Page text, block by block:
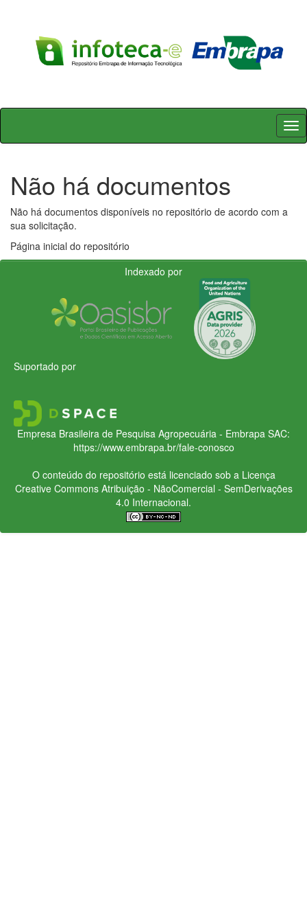
Skip
Não há documentos
Não há documentos disponíveis no repositório de acordo com a
sua solicitação.
Página inicial do repositório
Indexado por
Suportado por
Empresa Brasileira de Pesquisa Agropecuária - Embrapa SAC:
https://www.embrapa.br/fale-conosco
O conteúdo do repositório está licenciado sob a Licença
Creative CommonsAtribuição - NãoComercial - SemDerivações
4.0 Internacional.